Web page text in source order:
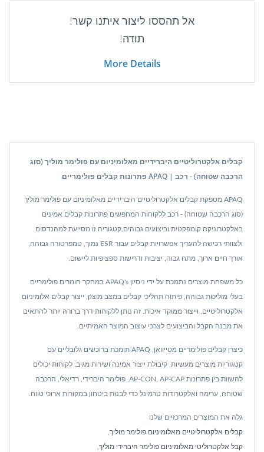
אל תהססו ליצור איתנו קשר!
תודה!
More Details
קבלים אלקטרוליטיים היברידיים מאלומיניום עם פולימר מוליך (סוג
הרכבה שטוחה) - רכב | APAQ פתרונות קבלים פולימריים
APAQ מספקת קבלים אלקטרוליטיים היברידיים מאלומיניום עם פולימר מוליך
(סוג הרכבה שטוחה) - רכב ללקוחות המחפשים פתרונות קבלים אמינים
באלקטרוניקה קומפקטית וביצועים גבוהים.קטגוריה זו מסייעת למהנדסים
ולצוותי רכישה להעריך אפשרויות קבלים עבור ESR נמוך, טמפרטורה גבוהה,
אורך חיים ארוך, מתח גבוה, יציבות ודרישות ספציפיות ליישום.
כל משפחת מוצרים נתמכת על ידי ניסיון APAQ's במחקר חומרים פולימריים
בעלי מוליכות גבוהה, פיתוח תהליכי קבלים במצב מוצק, ייצור קבלים אלומיניום
אלקטרוליטיים, וייצור ממוקד איכות. זה נותן ללקוחות דרך ברורה יותר להתאים
את מבנה הקבל והביצועים לצרכי עיצוב המוצר האמיתיים.
כיצרן קבלים פולימריים מטייוואן, APAQ תומכת ברוכשים גלובליים עם
קטגוריות מוצרים מעשיות, קיבולת ייצור אמינה ושירות מגיב. לקוחות יכולים
להשוות בין פתרונות AP-CON, AP-CAP, פולימר היברידי, רדיאלי, הרכבה
שטוחה, ערימה ואלקטרודות טרמינל כדי לבנות ביטחון במקורות ארוכי טווח.
גלה את המוצרים המרכזיים שלנו
קבלים אלקטרוליטיים מאלומיניום פולימר מוליך
קבל אלקטרוליטי מאלומיניום פולימר היברידי מוליך